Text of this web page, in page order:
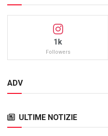
1k
Followers
ADV
ULTIME NOTIZIE